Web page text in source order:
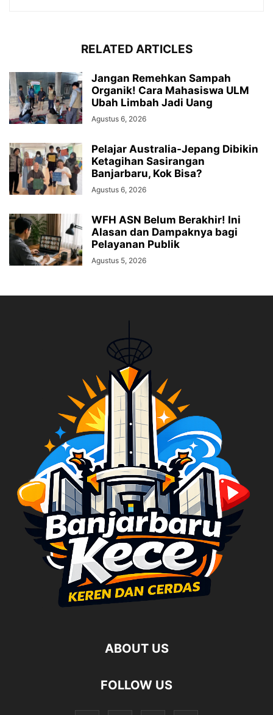
RELATED ARTICLES
Jangan Remehkan Sampah
Organik! Cara Mahasiswa ULM
Ubah Limbah Jadi Uang
Agustus 6, 2026
Pelajar Australia-Jepang Dibikin
Ketagihan Sasirangan
Banjarbaru, Kok Bisa?
Agustus 6, 2026
WFH ASN Belum Berakhir! Ini
Alasan dan Dampaknya bagi
Pelayanan Publik
Agustus 5, 2026
ABOUT US
FOLLOW US